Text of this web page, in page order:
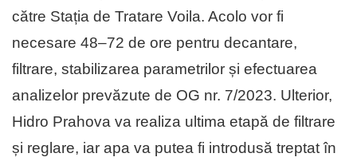
către Stația de Tratare Voila. Acolo vor fi
necesare 48–72 de ore pentru decantare,
filtrare, stabilizarea parametrilor și efectuarea
analizelor prevăzute de OG nr. 7/2023. Ulterior,
Hidro Prahova va realiza ultima etapă de filtrare
și reglare, iar apa va putea fi introdusă treptat în